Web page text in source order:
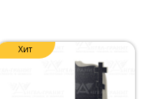
Хит